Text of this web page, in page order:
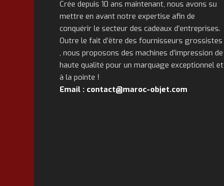
Crée depuis 10 ans maintenant, nous avons su
mettre en avant notre expertise afin de
conquérir le secteur des cadeaux d’entreprises.
Outre le fait d’être des fournisseurs grossistes
, nous proposons des machines d’impression de
haute qualité pour un marquage exceptionnel et
à la pointe !
Email : contact@maroc-objet.com